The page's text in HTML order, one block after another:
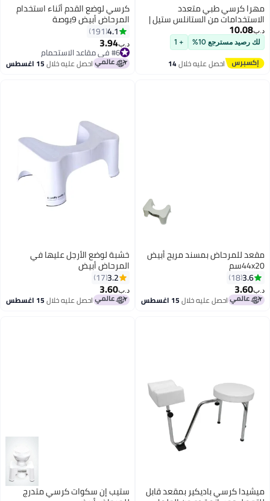
مهرا كرسي طبي متعدد
الاستخدامات من الستانلس ستيل |
فضي | كرسي معدني متين
للمستشفيات، صحي وسهل
التنظيف | لا يتطلب أي تجميع | مثالي
للعيادات، والمختبرات، والمدارس،
والمكاتب، والفعاليات، والمنازل،
د.ب‏10.08
لك رصيد مسترجع 10% + 1
احصل عليه خلال14
كرسي لوضع القدم أثناء استخدام
المرحاض أبيض 9بوصة
4.1
191
د.ب‏3.94
#6 في مقاعد الاستحمام
#6 في مقاعد الاستحمام احصل عليه خلال15 اغسطس
مقعد للمرحاض بمسند مريح أبيض
44x20سم
3.6
18
د.ب‏3.60
احصل عليه خلال15 اغسطس
خشبة لوضع الأرجل عليها في
المرحاض أبيض
3.2
17
د.ب‏3.60
احصل عليه خلال15 اغسطس
ميشيدا كرسي باديكير بمقعد قابل ستيب إن سكوات كرسي متدرج